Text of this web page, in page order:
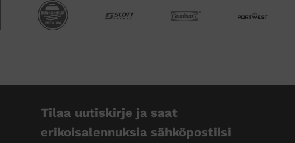
Tilaa uutiskirje ja saat
erikoisalennuksia sähköpostiisi